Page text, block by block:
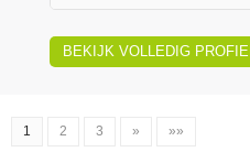
BEKIJK VOLLEDIG PROFIEL
1 2 3 » »»